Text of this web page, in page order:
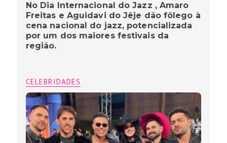
No Dia Internacional do Jazz , Amaro
Freitas e Aguidavi do Jêje dão fôlego à
cena nacional do jazz, potencializada
por um dos maiores festivais da
região.
CELEBRIDADES